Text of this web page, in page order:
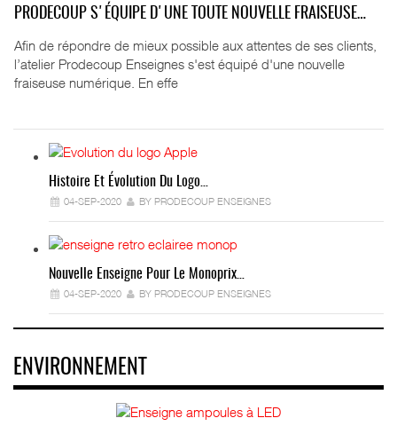
PRODECOUP S'ÉQUIPE D'UNE TOUTE NOUVELLE FRAISEUSE…
Afin de répondre de mieux possible aux attentes de ses clients,
l’atelier Prodecoup Enseignes s'est équipé d'une nouvelle
fraiseuse numérique. En effe
Histoire Et Évolution Du Logo…
04-SEP-2020 BY PRODECOUP ENSEIGNES
Nouvelle Enseigne Pour Le Monoprix…
04-SEP-2020 BY PRODECOUP ENSEIGNES
ENVIRONNEMENT